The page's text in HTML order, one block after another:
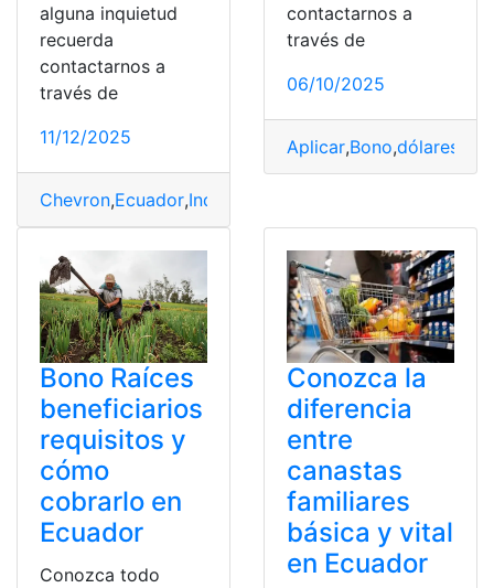
alguna inquietud
recuerda
contactarnos a
través de
11/12/2025
Chevron,Ecuador,Indemnización
contactarnos a
través de
06/10/2025
Aplicar,Bono,dólares
Bono Raíces
beneficiarios
requisitos y
cómo
cobrarlo en
Ecuador
Conozca todo
Conozca la
diferencia
entre
canastas
familiares
básica y vital
en Ecuador